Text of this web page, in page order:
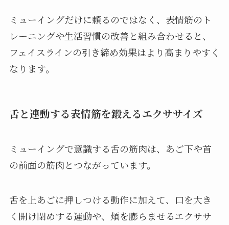
ミューイングだけに頼るのではなく、表情筋のト
レーニングや生活習慣の改善と組み合わせると、
フェイスラインの引き締め効果はより高まりやすく
なります。
舌と連動する表情筋を鍛えるエクササイズ
ミューイングで意識する舌の筋肉は、あご下や首
の前面の筋肉とつながっています。
舌を上あごに押しつける動作に加えて、口を大き
く開け閉めする運動や、頬を膨らませるエクササ